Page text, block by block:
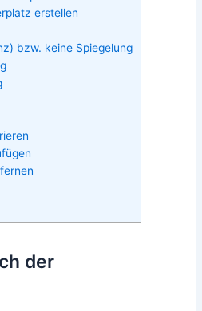
erstellen
bzw. keine Spiegelung
der